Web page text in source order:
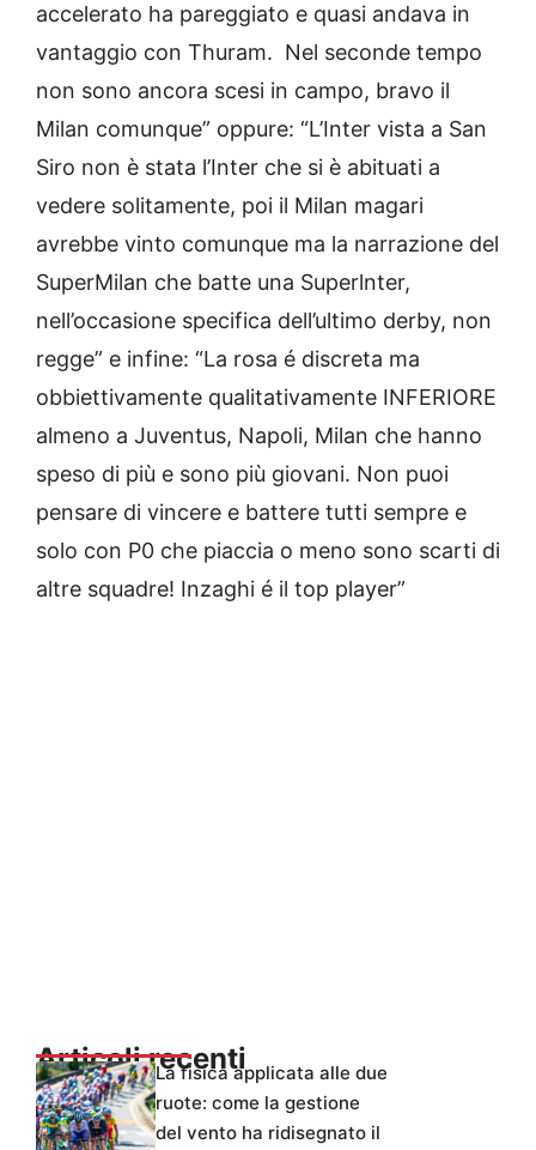
accelerato ha pareggiato e quasi andava in
vantaggio con Thuram. Nel seconde tempo
non sono ancora scesi in campo, bravo il
Milan comunque” oppure: “L’Inter vista a San
Siro non è stata l’Inter che si è abituati a
vedere solitamente, poi il Milan magari
avrebbe vinto comunque ma la narrazione del
SuperMilan che batte una Superlnter,
nell’occasione specifica dell’ultimo derby, non
regge” e infine: “La rosa é discreta ma
obbiettivamente qualitativamente INFERIORE
almeno a Juventus, Napoli, Milan che hanno
speso di più e sono più giovani. Non puoi
pensare di vincere e battere tutti sempre e
solo con P0 che piaccia o meno sono scarti di
altre squadre! Inzaghi é il top player”
Articoli recentiLa fisica applicata alle due
ruote: come la gestione
del vento ha ridisegnato il